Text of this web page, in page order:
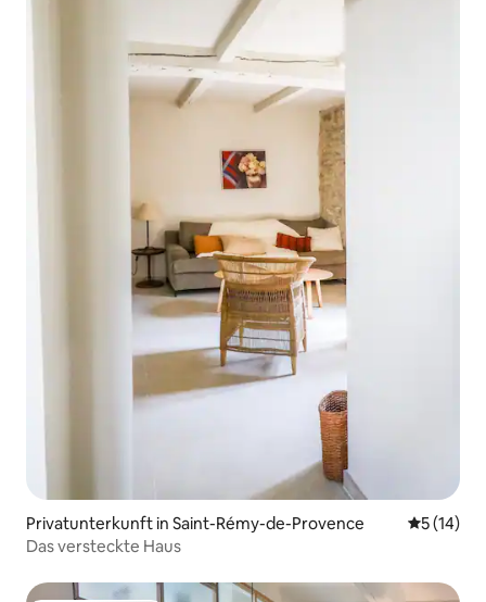
Privatunterkunft in Saint-Rémy-de-Provence
5 (14)
Das versteckte Haus